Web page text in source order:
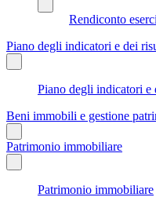
Rendiconto
Piano degli indicatori e dei
Piano degli indicatori e
Beni immobili e gestione
Patrimonio immobiliare
Patrimonio immobiliare